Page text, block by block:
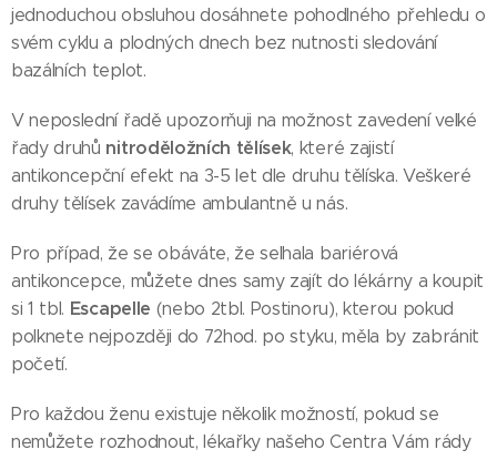
jednoduchou obsluhou dosáhnete pohodlného přehledu o
svém cyklu a plodných dnech bez nutnosti sledování
bazálních teplot.
V neposlední řadě upozorňuji na možnost zavedení velké
řady druhů nitroděložních tělísek, které zajistí
antikoncepční efekt na 3-5 let dle druhu tělíska. Veškeré
druhy tělísek zavádíme ambulantně u nás.
Pro případ, že se obáváte, že selhala bariérová
antikoncepce, můžete dnes samy zajít do lékárny a koupit
si 1 tbl. Escapelle (nebo 2tbl. Postinoru), kterou pokud
polknete nejpozději do 72hod. po styku, měla by zabránit
početí.
Pro každou ženu existuje několik možností, pokud se
nemůžete rozhodnout, lékařky našeho Centra Vám rády